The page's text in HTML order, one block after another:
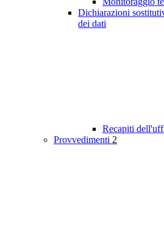
Dichiarazioni
dei dati
Recapiti
Provvedimenti 2